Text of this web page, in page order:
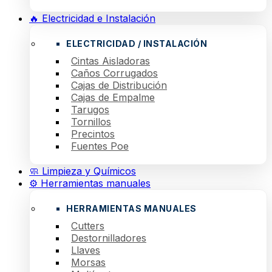
🔥 Electricidad e Instalación
ELECTRICIDAD / INSTALACIÓN
Cintas Aisladoras
Caños Corrugados
Cajas de Distribución
Cajas de Empalme
Tarugos
Tornillos
Precintos
Fuentes Poe
🧼 Limpieza y Químicos
⚙️ Herramientas manuales
HERRAMIENTAS MANUALES
Cutters
Destornilladores
Llaves
Morsas